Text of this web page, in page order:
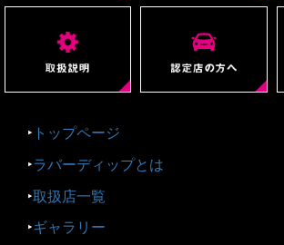
‣ トップページ
‣ラバーディップとは
‣取扱店一覧
‣ギャラリー